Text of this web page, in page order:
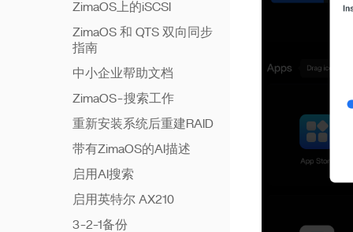
ZimaOS上的iSCSI
ZimaOS 和 QTS 双向同步
指南
中小企业帮助文档
ZimaOS-搜索工作
重新安装系统后重建RAID
带有ZimaOS的AI描述
启用AI搜索
启用英特尔 AX210
3-2-1备份